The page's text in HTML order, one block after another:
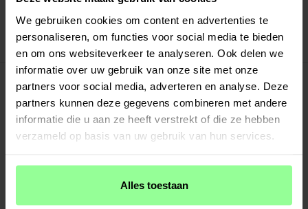
We gebruiken cookies om content en advertenties te
personaliseren, om functies voor social media te bieden
en om ons websiteverkeer te analyseren. Ook delen we
informatie over uw gebruik van onze site met onze
partners voor social media, adverteren en analyse. Deze
partners kunnen deze gegevens combineren met andere
informatie die u aan ze heeft verstrekt of die ze hebben
verzameld op basis van uw gebruik van hun services.
Alles toestaan
Veilig betalen met Klarna of Paypal
30 dagen retourrecht
Dux Ducis
PRODUCTBESCHRIJVING
Slim Bookcover hoesje van Dux Ducis voor Samsung Galaxy A15. Ondanks het
slanke en lichte ontwerp biedt deze hoes volledige bescherming rondom de
hele telefoon. De telefoon zit stevig vast in de schokabsorberende TPU-shell.
Het hoesje kan ook worden omgevouwen tot een standaard, zodat je je
telefoon in een comfortabele kijkhoek kunt plaatsen om overal films, series en